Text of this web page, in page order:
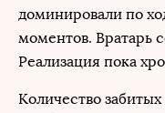
доминировали по
моментов. Вратарь
Реализация пока
Количество забитых